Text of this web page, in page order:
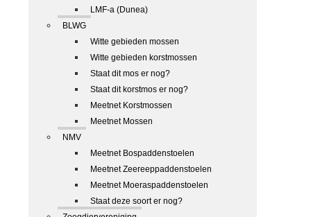
LMF-a (Dunea)
BLWG
Witte gebieden mossen
Witte gebieden korstmossen
Staat dit mos er nog?
Staat dit korstmos er nog?
Meetnet Korstmossen
Meetnet Mossen
NMV
Meetnet Bospaddenstoelen
Meetnet Zeereeppaddenstoelen
Meetnet Moeraspaddenstoelen
Staat deze soort er nog?